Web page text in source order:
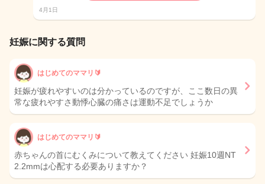
4月1日
妊娠に関する質問
はじめてのママリ🔰
妊娠が疲れやすいのは分かっているのですが、ここ数日の異
常な疲れやすさ動悸心臓の痛さは運動不足でしょうか
はじめてのママリ🔰
赤ちゃんの首にむくみについて教えてください 妊娠10週NT
2.2mmは心配する必要ありますか？